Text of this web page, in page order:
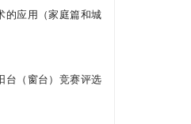
的应用（家庭篇和城
台（窗台）竞赛评选